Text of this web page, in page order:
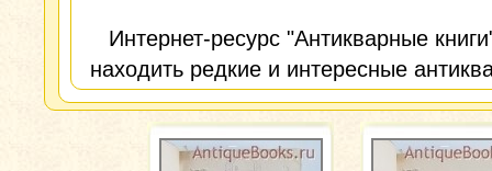
Интернет-ресурс "Антикварные
находить редкие и интересные